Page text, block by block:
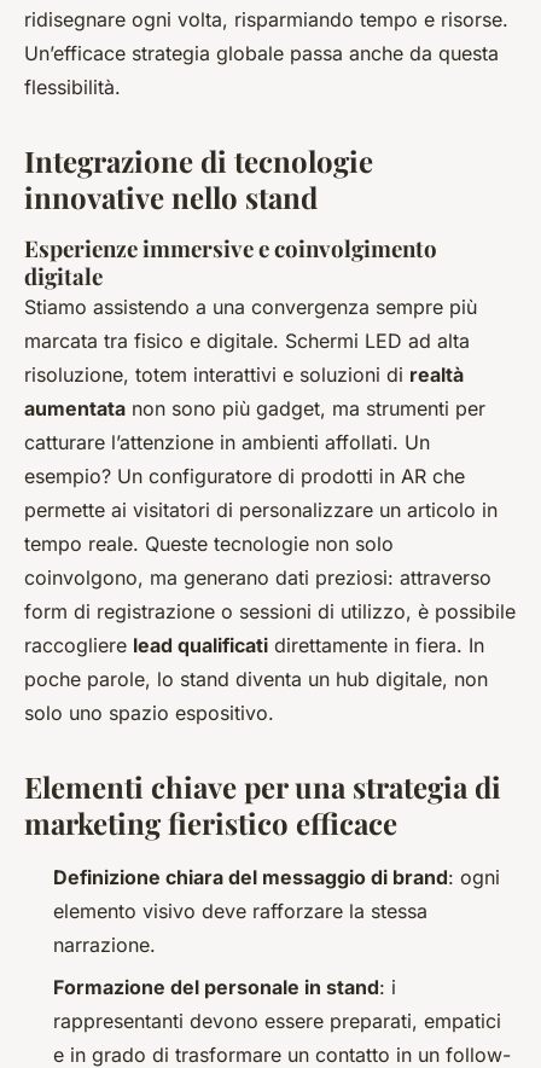
ridisegnare ogni volta, risparmiando tempo e risorse.
Un’efficace strategia globale passa anche da questa
flessibilità.
Integrazione di tecnologie
innovative nello stand
Esperienze immersive e coinvolgimento
digitale
Stiamo assistendo a una convergenza sempre più
marcata tra fisico e digitale. Schermi LED ad alta
risoluzione, totem interattivi e soluzioni di realtà
aumentata non sono più gadget, ma strumenti per
catturare l’attenzione in ambienti affollati. Un
esempio? Un configuratore di prodotti in AR che
permette ai visitatori di personalizzare un articolo in
tempo reale. Queste tecnologie non solo
coinvolgono, ma generano dati preziosi: attraverso
form di registrazione o sessioni di utilizzo, è possibile
raccogliere lead qualificati direttamente in fiera. In
poche parole, lo stand diventa un hub digitale, non
solo uno spazio espositivo.
Elementi chiave per una strategia di
marketing fieristico efficace
Definizione chiara del messaggio di brand: ogni
elemento visivo deve rafforzare la stessa
narrazione.
Formazione del personale in stand: i
rappresentanti devono essere preparati, empatici
e in grado di trasformare un contatto in un follow-